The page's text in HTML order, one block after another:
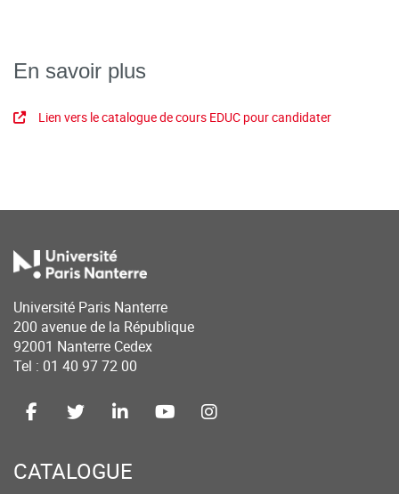
En savoir plus
Lien vers le catalogue de cours EDUC pour candidater
Université Paris Nanterre
200 avenue de la République
92001 Nanterre Cedex
Tel : 01 40 97 72 00
CATALOGUE